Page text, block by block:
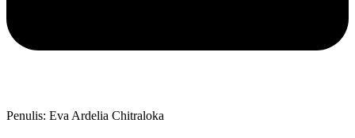
Penulis: Eva Ardelia Chitraloka